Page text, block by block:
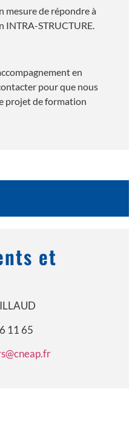
mesure de répondre à
INTRA-STRUCTURE.
en
pour que nous
projet de formation
et
11 65